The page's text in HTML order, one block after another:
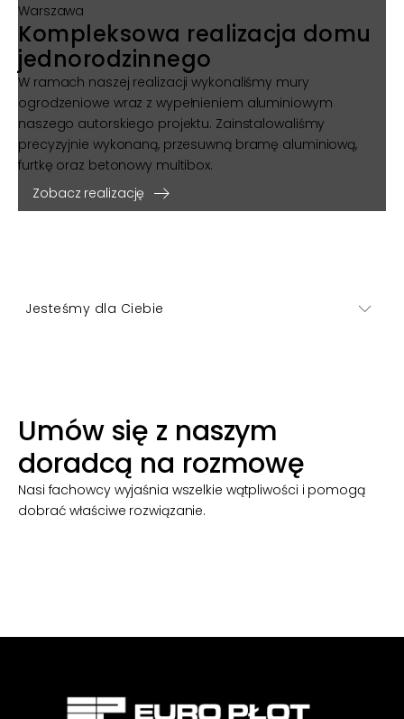
Warszawa
Kompleksowa realizacja domu
jednorodzinnego
W ramach naszej realizacji wykonaliśmy mury
ogrodzeniowe wraz z wypełnieniem aluminiowym
naszego autorskiego projektu. Zainstalowaliśmy
precyzyjnie wykonaną, przesuwną bramę aluminiową,
furtkę oraz betonowy multibox.
Zobacz realizację
Jesteśmy dla Ciebie
Umów się z naszym
doradcą na rozmowę
Nasi fachowcy wyjaśnia wszelkie wątpliwości i pomogą
dobrać właściwe rozwiązanie.